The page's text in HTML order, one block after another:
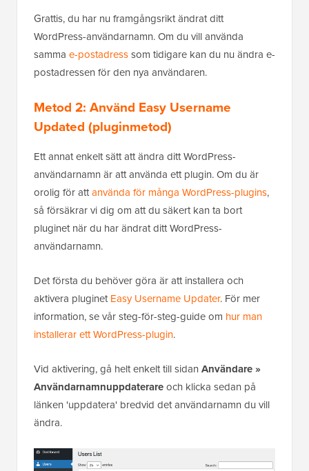
Grattis, du har nu framgångsrikt ändrat ditt
WordPress-användarnamn. Om du vill använda
samma e-postadresssom tidigare kan du nu ändra e-
postadressen för den nya användaren.
Metod 2: Använd Easy Username
Updated (pluginmetod)
Ett annat enkelt sätt att ändra ditt WordPress-
användarnamn är att använda ett plugin. Om du är
orolig för attanvända för många WordPress-plugins,
så försäkrar vi dig om att du säkert kan ta bort
pluginet när du har ändrat ditt WordPress-
användarnamn.
Det första du behöver göra är att installera och
aktivera pluginetEasy Username Updater. För mer
information, se vår steg-för-steg-guide om hur man
installerar ett WordPress-plugin.
Vid aktivering, gå helt enkelt till sidan Användare »
Användarnamnuppdaterareoch klicka sedan på
länken 'uppdatera' bredvid det användarnamn du vill
ändra.